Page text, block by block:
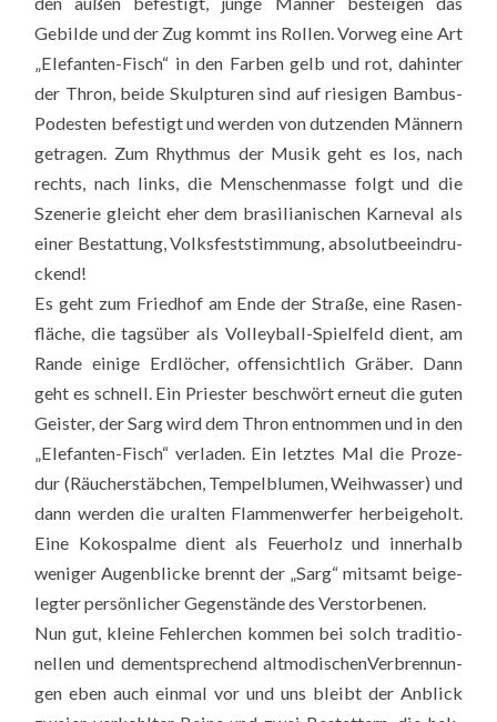
Gebil­de und der Zug kommt ins Rol­len. Vor­weg eine Art
„Ele­fan­ten-Fisch“ in den Far­ben gelb und rot, dahin­ter
der Thron, bei­de Skulp­tu­ren sind auf rie­si­gen Bam­bus-
Podes­ten befes­tigt und wer­den von dut­zen­den Män­nern
getra­gen. Zum Rhyth­mus der Musik geht es los, nach
rechts, nach links, die Men­schen­mas­se folgt und die
Sze­ne­rie gleicht eher dem bra­si­lia­ni­schen Kar­ne­val als
einer Bestat­tung, Volks­fest­stim­mung, abso­lut­be­ein­dru­
ckend!
Es geht zum Fried­hof am Ende der Stra­ße, eine Rasen­
flä­che, die tags­über als Vol­ley­ball-Spiel­feld dient, am
Ran­de eini­ge Erd­lö­cher, offen­sicht­lich Grä­ber. Dann
geht es schnell. Ein Pries­ter beschwört erneut die guten
Geis­ter, der Sarg wird dem Thron ent­nom­men und in den
„Ele­fan­ten-Fisch“ ver­la­den. Ein letz­tes Mal die Pro­ze­
dur (Räu­cher­stäb­chen, Tem­pel­blu­men, Weih­was­ser) und
dann wer­den die uralten Flam­men­wer­fer her­bei­ge­holt.
Eine Kokos­pal­me dient als Feu­er­holz und inner­halb
weni­ger Augen­bli­cke brennt der „Sarg“ mit­samt bei­ge­
leg­ter per­sön­li­cher Gegen­stän­de des Ver­stor­be­nen.
Nun gut, klei­ne Feh­ler­chen kom­men bei solch tra­di­tio­
nel­len und dem­entspre­chend alt­mo­di­schen­Ver­bren­nun­
gen eben auch ein­mal vor und uns bleibt der Anblick